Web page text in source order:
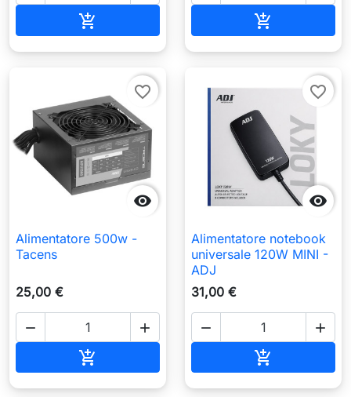
 

favorite_border
Alimentatore 500w -
Tacens
25,00 €
 


favorite_border
Alimentatore notebook
universale 120W MINI -
ADJ
31,00 €
 
